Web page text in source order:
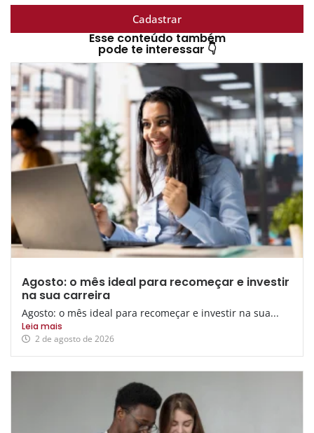
Cadastrar
Esse conteúdo também
pode te interessar 👇
Agosto: o mês ideal para recomeçar e investir
na sua carreira
Agosto: o mês ideal para recomeçar e investir na sua...
Leia mais
2 de agosto de 2026